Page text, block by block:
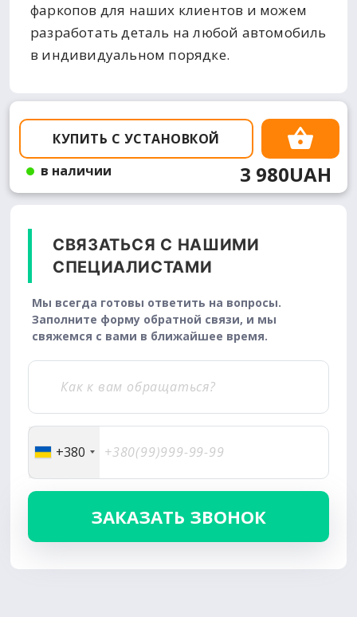
фаркопов для наших клиентов и можем
разработать деталь на любой автомобиль
в индивидуальном порядке.
КУПИТЬ С УСТАНОВКОЙ
в наличии
3 980UAH
СВЯЗАТЬСЯ С НАШИМИ
СПЕЦИАЛИСТАМИ
Мы всегда готовы ответить на вопросы.
Заполните форму обратной связи, и мы
свяжемся с вами в ближайшее время.
+380